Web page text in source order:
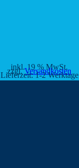
inkl. 19 % MwSt.
zzgl.Versandkosten
Lieferzeit:1-2 Werktage